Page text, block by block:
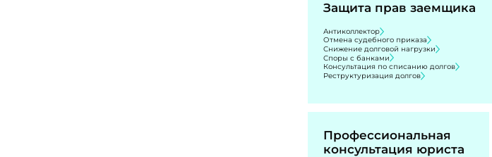
Защита прав заемщика
Антиколлектор
Отмена судебного приказа
Снижение долговой нагрузки
Споры с банками
Консультация по списанию долгов
Реструктуризация долгов
Профессиональная
консультация юриста